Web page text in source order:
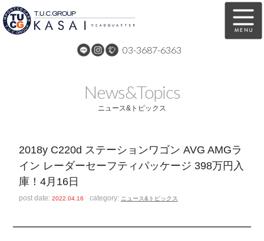
03-3687-6363
全国納車 特別作業
注文販売
News&Topics
ニュース&トピックス
2018y C220d ステーションワゴン AVG AMGラ
イン レーダーセーフティパッケージ 398万円入
庫！4月16日
post date:2022.04.16 category: ニュース&トピックス